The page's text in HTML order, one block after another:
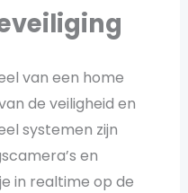
van een home
de veiligheid en
systemen zijn
en
in realtime op de